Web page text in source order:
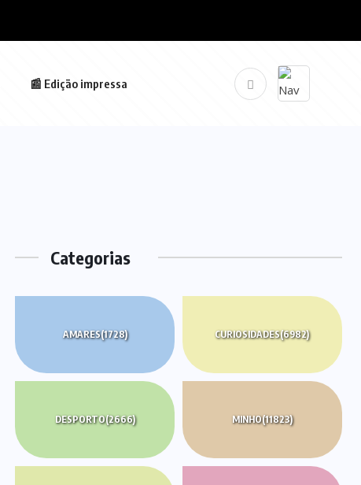
📰 Edição impressa
Categorias
AMARES(1728) CURIOSIDADES(6982)
DESPORTO(2666) MINHO(11823)